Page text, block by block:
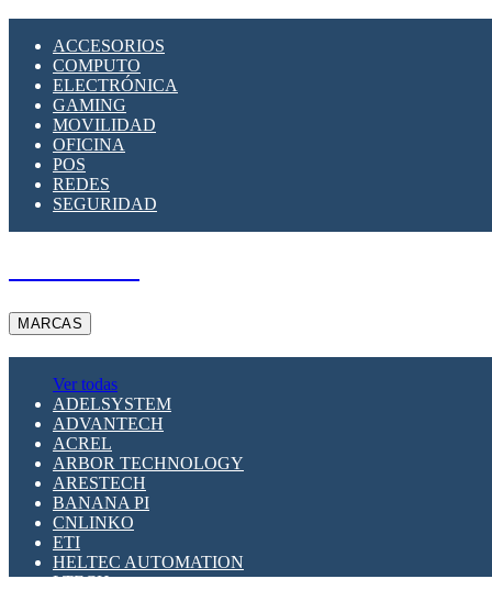
ACCESORIOS
COMPUTO
ELECTRÓNICA
GAMING
MOVILIDAD
OFICINA
POS
REDES
SEGURIDAD
MARCAS
Ver todas
ADELSYSTEM
ADVANTECH
ACREL
ARBOR TECHNOLOGY
ARESTECH
BANANA PI
CNLINKO
ETI
HELTEC AUTOMATION
LTECH